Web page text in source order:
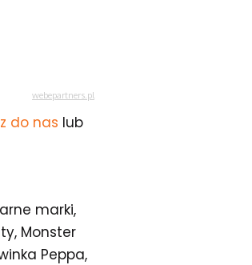
do nas lub
marki,
Monster
Peppa,